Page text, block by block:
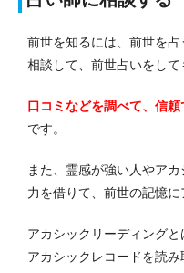
前世を知るには、前世を
相談して、前世占いをして
口コミなどを調べて、信
です。
また、霊感が強い人やア
力を借りて、前世の記憶に
アカシックリーディング
アカシックレコードを読み